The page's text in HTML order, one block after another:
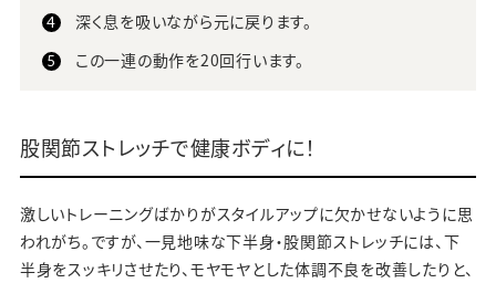
深く息を吸いながら元に戻ります。
この一連の動作を20回行います。
股関節ストレッチで健康ボディに！
激しいトレーニングばかりがスタイルアップに欠かせないように思
われがち。ですが、一見地味な下半身・股関節ストレッチには、下
半身をスッキリさせたり、モヤモヤとした体調不良を改善したりと、